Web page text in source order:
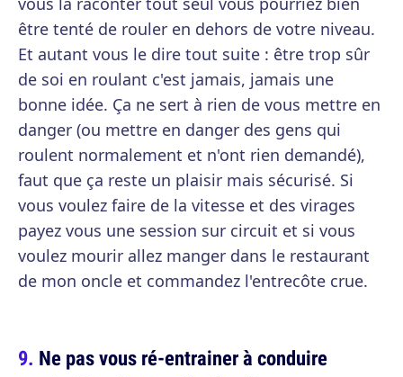
être tenté de rouler en dehors de votre niveau.
Et autant vous le dire tout suite : être trop sûr
de soi en roulant c'est jamais, jamais une
bonne idée. Ça ne sert à rien de vous mettre en
danger (ou mettre en danger des gens qui
roulent normalement et n'ont rien demandé),
faut que ça reste un plaisir mais sécurisé. Si
vous voulez faire de la vitesse et des virages
payez vous une session sur circuit et si vous
voulez mourir allez manger dans le restaurant
de mon oncle et commandez l'entrecôte crue.
Ne pas vous ré-entrainer à conduire